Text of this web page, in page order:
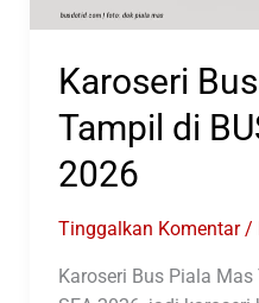
Karoseri
Tampil di
2026
Tinggalkan Komentar /
Karoseri Bus Piala